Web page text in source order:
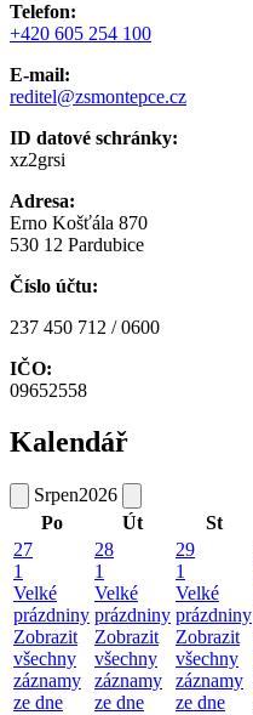
Telefon:
+420 605 254 100
E-mail:
reditel@zsmontepce.cz
ID datové schránky:
xz2grsi
Adresa:
Erno Košťála 870
530 12 Pardubice
Číslo účtu:
237 450 712 / 0600
IČO:
09652558
Kalendář
Srpen2026
Po
Út St
27
1
Velké
prázdniny
Zobrazit
všechny
záznamy
ze dne
28
1
Velké
prázdniny
Zobrazit
všechny
záznamy
ze dne
29
1
Velké
prázdniny
Zobrazit
všechny
záznamy
ze dne